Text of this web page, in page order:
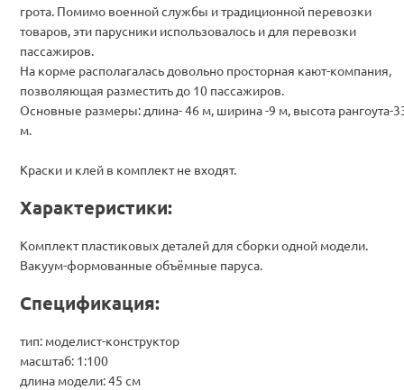
грота. Помимо военной службы и традиционной перевозки
товаров, эти парусники использовалось и для перевозки
пассажиров.
На корме располагалась довольно просторная кают-компания,
позволяющая разместить до 10 пассажиров.
Основные размеры: длина- 46 м, ширина -9 м, высота рангоута-
м.
Краски и клей в комплект не входят.
Характеристики:
Комплект пластиковых деталей для сборки одной модели.
Вакуум-формованные объёмные паруса.
Спецификация:
тип: моделист-конструктор
масштаб: 1:100
длина модели: 45 см